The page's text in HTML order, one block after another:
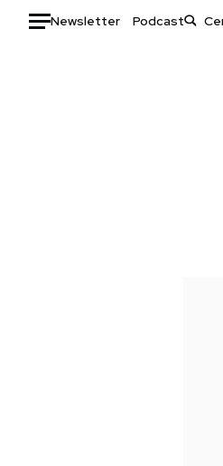
Newsletter Podcast